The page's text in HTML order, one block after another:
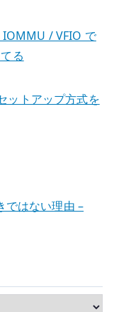
/ VFIO で
る
ットアップ方式を
ではない理由 –